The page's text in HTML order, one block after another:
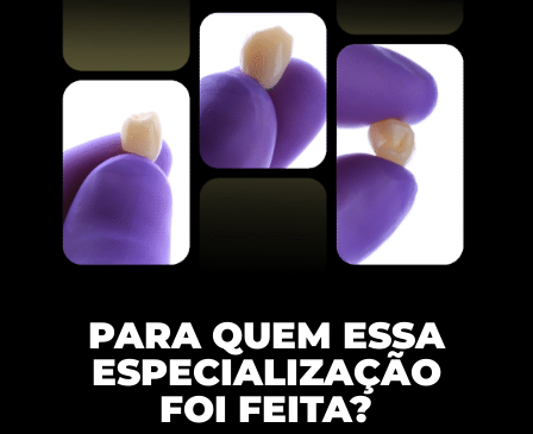
PARA QUEM ESSA
ESPECIALIZAÇÃO
FOI FEITA?